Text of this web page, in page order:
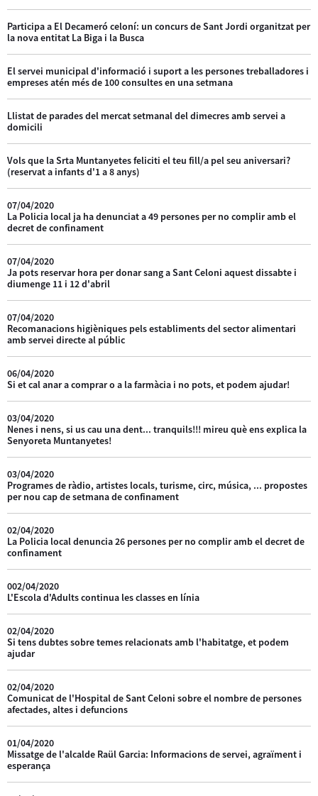
Participa a El Decameró celoní: un concurs de Sant Jordi organitzat per
la nova entitat La Biga i la Busca
El servei municipal d'informació i suport a les persones treballadores i
empreses atén més de 100 consultes en una setmana
Llistat de parades del mercat setmanal del dimecres amb servei a
domicili
Vols que la Srta Muntanyetes feliciti el teu fill/a pel seu aniversari?
(reservat a infants d'1 a 8 anys)
07/04/2020
La Policia local ja ha denunciat a 49 persones per no complir amb el
decret de confinament
07/04/2020
Ja pots reservar hora per donar sang a Sant Celoni aquest dissabte i
diumenge 11 i 12 d'abril
07/04/2020
Recomanacions higièniques pels establiments del sector alimentari
amb servei directe al públic
06/04/2020
Si et cal anar a comprar o a la farmàcia i no pots, et podem ajudar!
03/04/2020
Nenes i nens, si us cau una dent... tranquils!!! mireu què ens explica la
Senyoreta Muntanyetes!
03/04/2020
Programes de ràdio, artistes locals, turisme, circ, música, ... propostes
per nou cap de setmana de confinament
02/04/2020
La Policia local denuncia 26 persones per no complir amb el decret de
confinament
002/04/2020
L'Escola d'Adults continua les classes en línia
02/04/2020
Si tens dubtes sobre temes relacionats amb l'habitatge, et podem
ajudar
02/04/2020
Comunicat de l'Hospital de Sant Celoni sobre el nombre de persones
afectades, altes i defuncions
01/04/2020
Missatge de l'alcalde Raül Garcia: Informacions de servei, agraïment i
esperança